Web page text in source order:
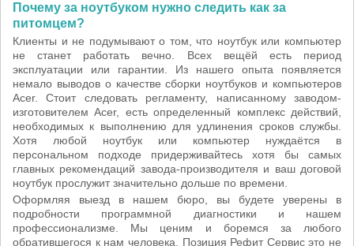
Почему за ноутбуком нужно следить как за
питомцем?
Клиенты и не подумывают о том, что ноутбук или компьютер
не станет работать вечно. Всех вещёй есть период
эксплуатации или гарантии. Из нашего опыта появляется
немало выводов о качестве сборки ноутбуков и компьютеров
Acer. Стоит следовать регламенту, написанному заводом-
изготовителем Acer, есть определенный комплекс действий,
необходимых к выполнению для удлинения сроков службы.
Хотя любой ноутбук или компьютер нуждаётся в
персональном подходе придерживайтесь хотя бы самых
главных рекомендаций завода-производителя и ваш договой
ноутбук прослужит значительно дольше по времени.
Оформляя выезд в нашем бюро, вы будете уверены в
подробности программной диагностики и нашем
профессионализме. Мы ценим и боремся за любого
обратившегося к нам человека. Позиция Рефит Сервис это не